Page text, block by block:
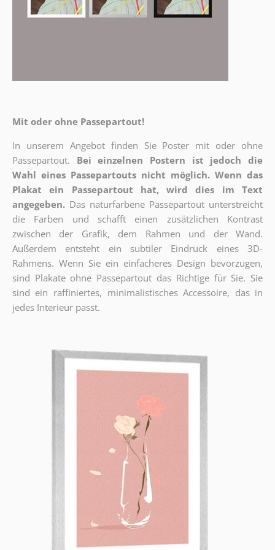
Mit oder ohne Passepartout!
In unserem Angebot finden Sie Poster mit oder ohne
Passepartout.
Bei einzelnen Postern ist jedoch die
Wahl eines Passepartouts nicht möglich. Wenn das
Plakat ein Passepartout hat, wird dies im Text
angegeben. Das naturfarbene Passepartout unterstreicht
die Farben und schafft einen zusätzlichen Kontrast
zwischen der Grafik, dem Rahmen und der Wand.
Außerdem entsteht ein subtiler Eindruck eines 3D-
Rahmens. Wenn Sie ein einfacheres Design bevorzugen,
sind Plakate ohne Passepartout das Richtige für Sie. Sie
sind ein raffiniertes, minimalistisches Accessoire, das in
jedes Interieur passt.